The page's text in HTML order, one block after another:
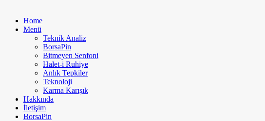
Home
Menü
Teknik Analiz
BorsaPin
Bitmeyen Senfoni
Halet-i Ruhiye
Anlık Tepkiler
Teknoloji
Karma Karışık
Hakkında
İletişim
BorsaPin